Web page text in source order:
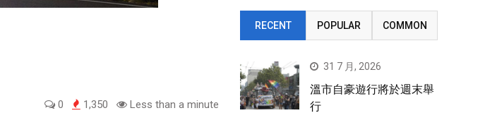
0 1,350 Less than a minute
RECENT POPULAR COMMON
31 7 月, 2026
溫市自豪遊行將於週末舉
行